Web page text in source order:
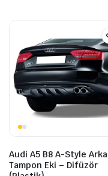
Audi A5 B8 A-Style Arka
Tampon Eki – Difüzör